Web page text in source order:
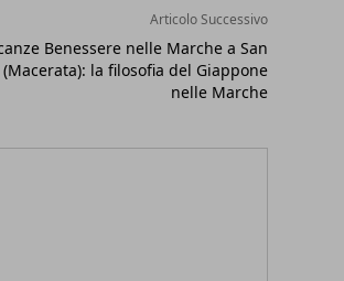
Articolo Successivo
Benessere nelle Marche a San
(Macerata): la filosofia del Giappone
nelle Marche